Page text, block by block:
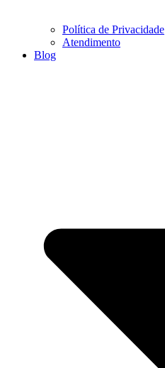
Política de Privacidade
Atendimento
Blog